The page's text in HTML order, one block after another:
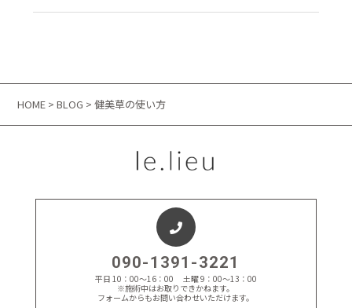
HOME >BLOG > 健美草の使い方
090-1391-3221
平日 10：00～16：00 土曜 9：00～13：00
※施術中はお取りできかねます。
フォームからもお問い合わせいただけます。